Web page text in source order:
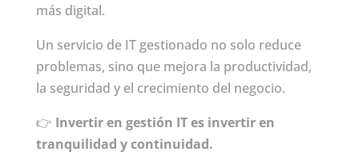
más digital.
Un servicio de IT gestionado no solo reduce
problemas, sino que mejora la productividad,
la seguridad y el crecimiento del negocio.
👉 Invertir en gestión IT es invertir en
tranquilidad y continuidad.